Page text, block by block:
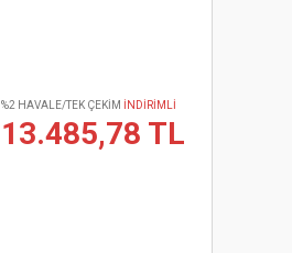
%2 HAVALE/TEK ÇEKİM İNDİRİMLİ
13.485,78 TL